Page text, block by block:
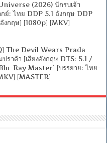
(2026) นักรบเจ้า
ย์: ไทย DDP 5.1 อังกฤษ DDP
งกฤษ] [1080p] [MKV]
The Devil Wears Prada
ราด้า [เสียงอังกฤษ DTS: 5.1 /
Ray Master] [บรรยาย: ไทย-
[MASTER]